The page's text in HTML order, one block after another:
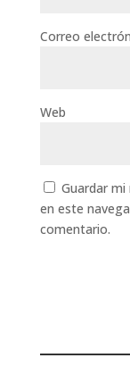
Correo
Web
Guardar
en este
comentario.